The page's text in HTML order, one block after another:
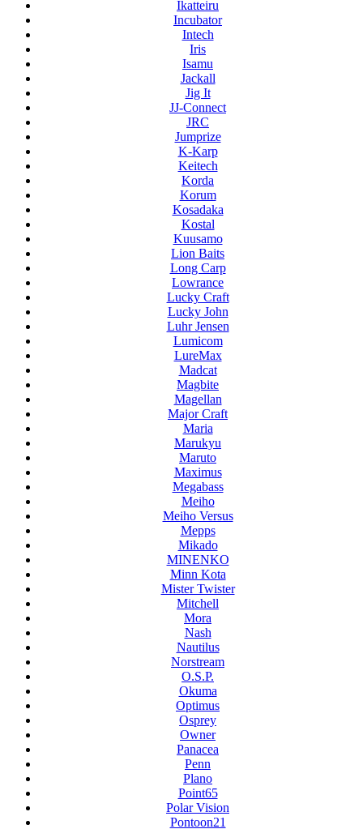
Ikatteiru
Incubator
Intech
Iris
Isamu
Jackall
Jig It
JJ-Connect
JRC
Jumprize
K-Karp
Keitech
Korda
Korum
Kosadaka
Kostal
Kuusamo
Lion Baits
Long Carp
Lowrance
Lucky Craft
Lucky John
Luhr Jensen
Lumicom
LureMax
Madcat
Magbite
Magellan
Major Craft
Maria
Marukyu
Maruto
Maximus
Megabass
Meiho
Meiho Versus
Mepps
Mikado
MINENKO
Minn Kota
Mister Twister
Mitchell
Mora
Nash
Nautilus
Norstream
O.S.P.
Okuma
Optimus
Osprey
Owner
Panacea
Penn
Plano
Point65
Polar Vision
Pontoon21